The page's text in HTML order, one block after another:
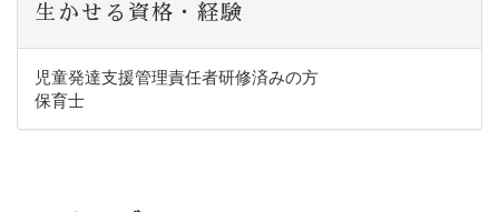
生かせる資格・経験
児童発達支援管理責任者研修済みの方
保育士